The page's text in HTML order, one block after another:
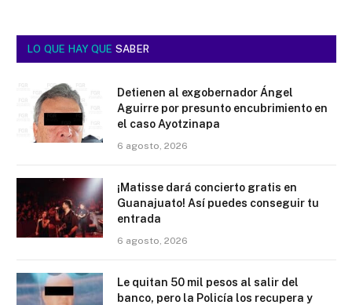
LO QUE HAY QUE SABER
Detienen al exgobernador Ángel
Aguirre por presunto encubrimiento en
el caso Ayotzinapa
6 agosto, 2026
¡Matisse dará concierto gratis en
Guanajuato! Así puedes conseguir tu
entrada
6 agosto, 2026
Le quitan 50 mil pesos al salir del
banco, pero la Policía los recupera y